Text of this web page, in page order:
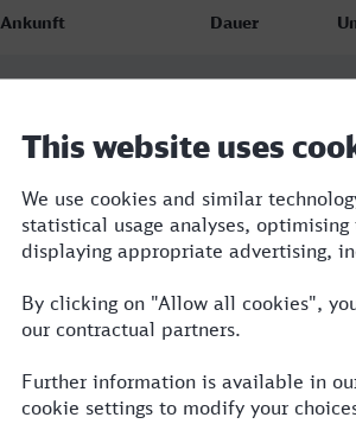
Ankunft Dauer
14:32
Wolfenbüttel
17.08.26
11:32
5:25 2
Wolfenbüttel
18.08.26
10:53 3